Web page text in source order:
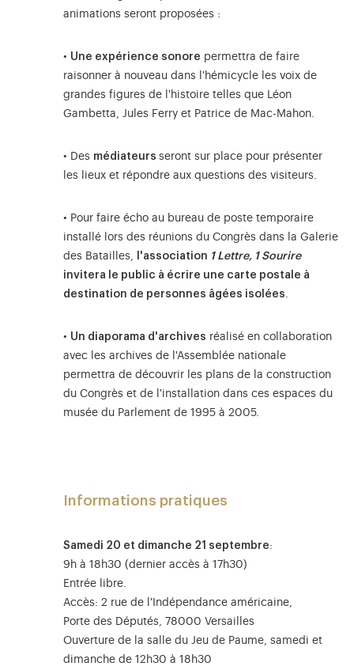
animations seront proposées :
• Une expérience sonore permettra de faire
raisonner à nouveau dans l'hémicycle les voix de
grandes figures de l'histoire telles que Léon
Gambetta, Jules Ferry et Patrice de Mac-Mahon.
• Des médiateurs seront sur place pour présenter
les lieux et répondre aux questions des visiteurs.
• Pour faire écho au bureau de poste temporaire
installé lors des réunions du Congrès dans la Galerie
des Batailles,
l'association 1 Lettre, 1 Sourire
invitera le public à écrire une carte postale à
destination de personnes âgées isolées
• Un diaporama d'archives réalisé en collaboration
avec les archives de l'Assemblée nationale
permettra de découvrir les plans de la construction
du Congrès et de l'installation dans ces espaces du
musée du Parlement de 1995 à 2005.
Informations pratiques
Samedi 20 et dimanche 21 septembre:
9h à 18h30 (dernier accès à 17h30)
Entrée libre.
Accès: 2 rue de l'Indépendance américaine,
Porte des Députés, 78000 Versailles
Ouverture de la salle du Jeu de Paume, samedi et
dimanche de 12h30 à 18h30